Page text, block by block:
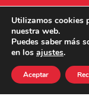
Utilizamos cookies
nuestra web.
Puedes saber más
en los ajustes.
Aceptar